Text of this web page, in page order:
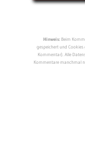
Hinweis:Beim
gespeichert und
Kommentar). Alle
Kommentare manchmal